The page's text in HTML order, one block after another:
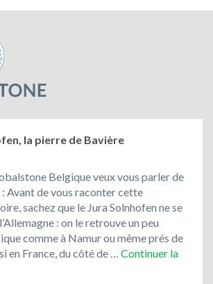
la pierre de Bavière
Belgique veux vous parler de
Avant de vous raconter cette
sachez que le Jura Solnhofen ne se
: on le retrouve un peu
comme à Namur ou même prés de
en France, du côté de … Continuer la